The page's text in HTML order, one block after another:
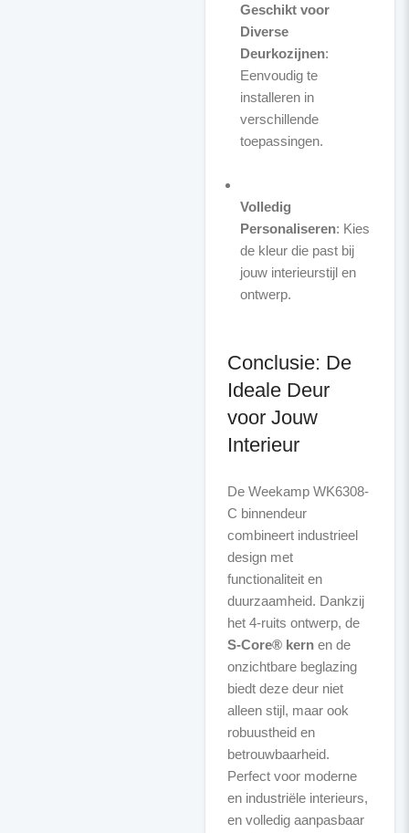
Geschikt voor
Diverse
Deurkozijnen:
Eenvoudig te
installeren in
verschillende
toepassingen.
Volledig
Personaliseren: Kies
de kleur die past bij
jouw interieurstijl en
ontwerp.
Conclusie: De
Ideale Deur
voor Jouw
Interieur
De Weekamp WK6308-
C binnendeur
combineert industrieel
design met
functionaliteit en
duurzaamheid. Dankzij
het 4-ruits ontwerp, de
S-Core® kernen de
onzichtbare beglazing
biedt deze deur niet
alleen stijl, maar ook
robuustheid en
betrouwbaarheid.
Perfect voor moderne
en industriële interieurs,
en volledig aanpasbaar